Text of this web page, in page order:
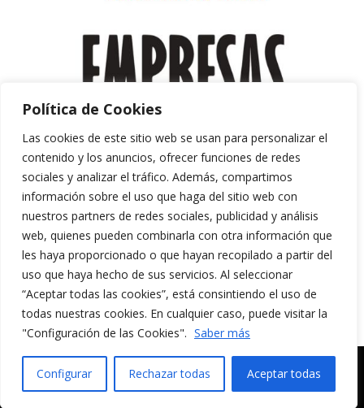
Política de Cookies
Las cookies de este sitio web se usan para personalizar el
contenido y los anuncios, ofrecer funciones de redes
sociales y analizar el tráfico. Además, compartimos
información sobre el uso que haga del sitio web con
nuestros partners de redes sociales, publicidad y análisis
web, quienes pueden combinarla con otra información que
les haya proporcionado o que hayan recopilado a partir del
uso que haya hecho de sus servicios. Al seleccionar
“Aceptar todas las cookies”, está consintiendo el uso de
todas nuestras cookies. En cualquier caso, puede visitar la
"Configuración de las Cookies". Saber más
Configurar Rechazar todas Aceptar todas
Aviso Legal y Política de Privacidad
Política de Cookies
MERAKI CULTURA AUDIOVISUAL. Todos los
English